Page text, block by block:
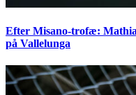
Efter Misano-trofæ:
på Vallelunga